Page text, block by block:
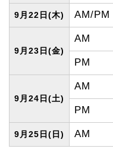
9月22日(木) AM/PM
9月23日(金)
AM
PM
9月24日(土)
AM
PM
9月25日(日) AM